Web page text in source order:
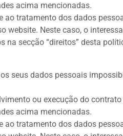
acima mencionadas.
ao tratamento dos dados
website. Neste caso, o
na secção “direitos” desta
seus dados pessoais
ou execução do contrato
acima mencionadas.
ao tratamento dos dados